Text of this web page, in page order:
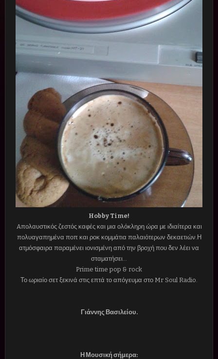
Hobby Time!
Aπολαυστικός ζεστός καφές και μια ολόκληρη ώρα με ιδιαίτερα και
πολυαγαπημένα ποπ και ροκ κομμάτια παλαιότερων δεκαετιών.Η
ατμόσφαιρα παραμένει ιονισμένη από την βροχή που δεν λέει να
σταματήσει...
Prime time pop & rock
Το ωριαίο σετ ξεκινά στις επτά το απόγευμα στο Mr Soul Radio.
Γιάννης Βασιλείου.
Η Μουσική σήμερα: